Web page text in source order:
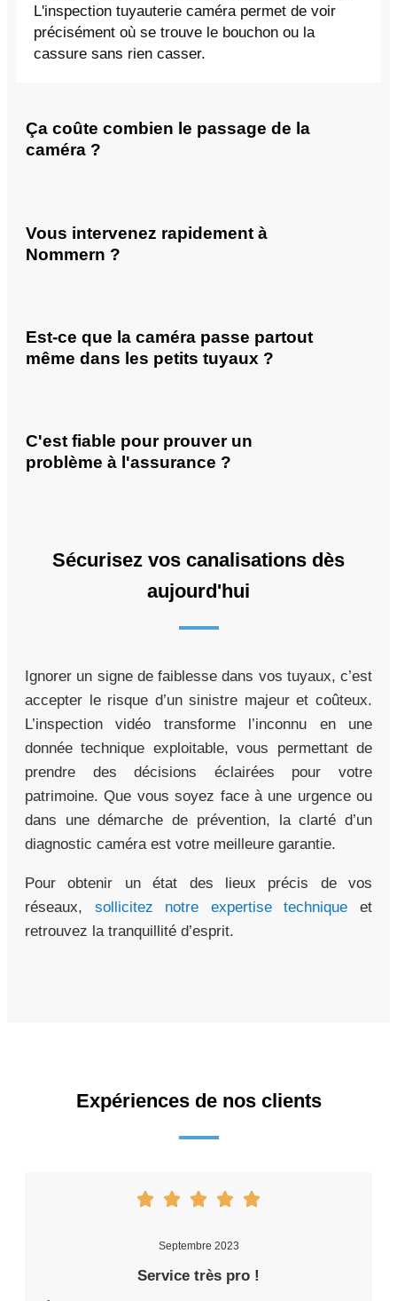
L'inspection tuyauterie caméra permet de voir
précisément où se trouve le bouchon ou la
cassure sans rien casser.
Ça coûte combien le passage de la
caméra ?
Vous intervenez rapidement à
Nommern ?
Est-ce que la caméra passe partout
même dans les petits tuyaux ?
C'est fiable pour prouver un
problème à l'assurance ?
Sécurisez vos canalisations dès
aujourd'hui
Ignorer un signe de faiblesse dans vos tuyaux, c’est
accepter le risque d’un sinistre majeur et coûteux.
L’inspection vidéo transforme l’inconnu en une
donnée technique exploitable, vous permettant de
prendre des décisions éclairées pour votre
patrimoine. Que vous soyez face à une urgence ou
dans une démarche de prévention, la clarté d’un
diagnostic caméra est votre meilleure garantie.
Pour obtenir un état des lieux précis de vos
réseaux, sollicitez notre expertise technique et
retrouvez la tranquillité d’esprit.
Expériences de nos clients
Septembre 2023
Service très pro !